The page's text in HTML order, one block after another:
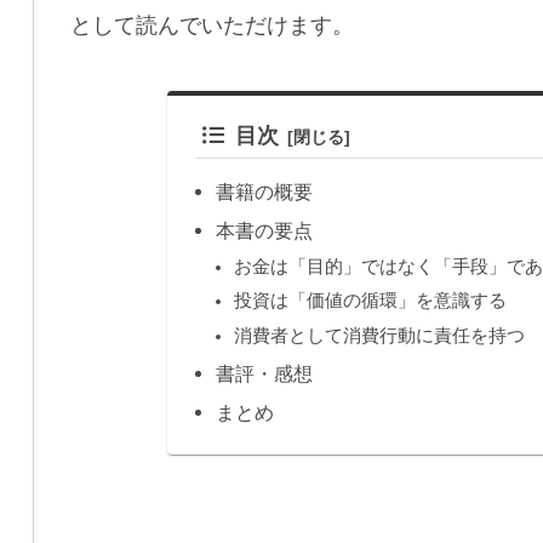
として読んでいただけます。
目次
書籍の概要
本書の要点
お金は「目的」ではなく「手段」で
投資は「価値の循環」を意識する
消費者として消費行動に責任を持つ
書評・感想
まとめ